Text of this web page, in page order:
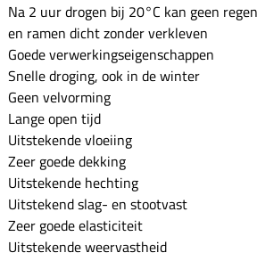
Na 2 uur drogen bij 20°C kan geen
en ramen dicht zonder verkleven
Goede verwerkingseigenschappen
Snelle droging, ook in de winter
Geen velvorming
Lange open tijd
Uitstekende vloeiing
Zeer goede dekking
Uitstekende hechting
Uitstekend slag- en stootvast
Zeer goede elasticiteit
Uitstekende weervastheid